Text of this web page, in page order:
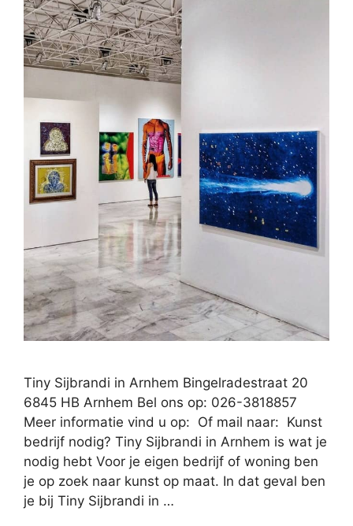
Tiny Sijbrandi in Arnhem Bingelradestraat 20
6845 HB Arnhem Bel ons op: 026-3818857
Meer informatie vind u op: Of mail naar: Kunst
bedrijf nodig? Tiny Sijbrandi in Arnhem is wat je
nodig hebt Voor je eigen bedrijf of woning ben
je op zoek naar kunst op maat. In dat geval ben
je bij Tiny Sijbrandi in …